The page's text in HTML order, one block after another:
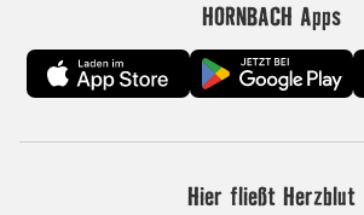
HORNBACH Apps
Hier fließt Herzblut